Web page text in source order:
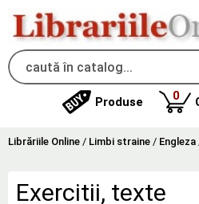
Produse 0
Librăriile Online / Limbi straine / Engleza
Exercitii, texte